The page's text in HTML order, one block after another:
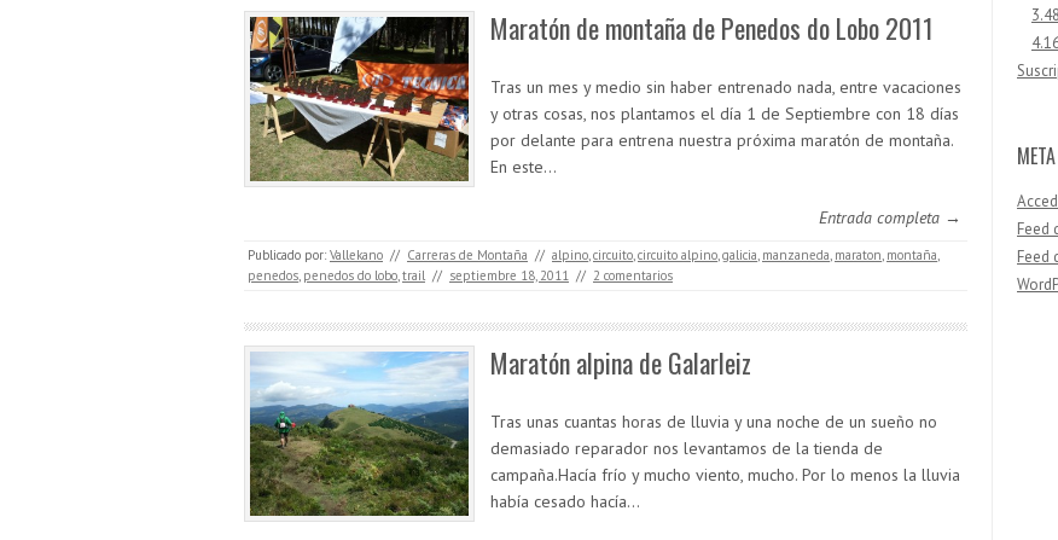
Maratón de montaña de Penedos do Lobo 2011
Tras un mes y medio sin haber entrenado nada, entre vacaciones
y otras cosas, nos plantamos el día 1 de Septiembre con 18 días
por delante para entrena nuestra próxima maratón de montaña.
En este…
Entrada completa →
Publicado por: Vallekano // Carreras de Montaña // alpino,circuito,circuito alpino,galicia, manzaneda, maraton, montaña,
penedos, penedos do lobo,trail // septiembre 18, 2011 // 2 comentarios
Maratón alpina de Galarleiz
Tras unas cuantas horas de lluvia y una noche de un sueño no
demasiado reparador nos levantamos de la tienda de
campaña.Hacía frío y mucho viento, mucho. Por lo menos la lluvia
había cesado hacía…
META
Feed
Feed